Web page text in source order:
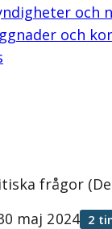
och
och
frågor
maj 2024 2